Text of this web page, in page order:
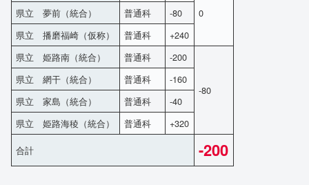
0
県立 夢前（統合） 普通科
-80
県立 播磨福崎（仮称）
普通科
+240
県立 姫路南（統合）
普通科 -200
-80
県立 網干（統合） 普通科
-160
県立 家島（統合）
普通科
-40
県立 姫路海稜（統合）
普通科 +320
合計 -200